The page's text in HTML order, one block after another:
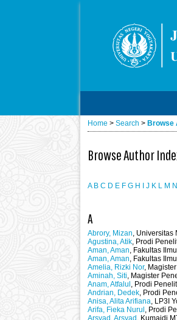
Home > Search > Browse
Browse Author
A B C D E F G H J K L M N
A
Abrory, Mizan, Universitas
Agustina, Atik, Prodi
Aman, Aman, Fakultas
Aman, Aman, Fakultas
Amelia, Rizki Nor,
Aminah, Siti, Magister
Anam, Atfalul , Prodi
Andrian, Dedek, Prodi
Anisa, Alita Arifiana, LP3I
Arifa, Fieka Nurul , Prodi
Arsyad, Arsyad , Kumaidi